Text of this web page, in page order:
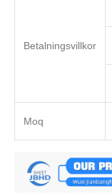
Betalningsvillkor
Moq